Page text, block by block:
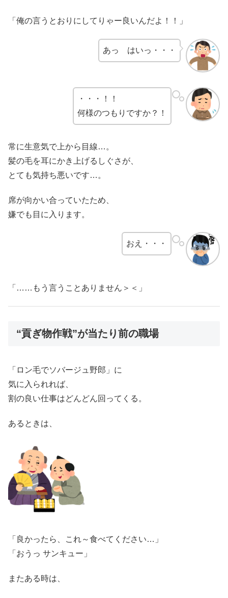
「俺の言うとおりにしてりゃー良いんだよ！！」
あっ はいっ・・・
・・・！！
何様のつもりですか？！
常に生意気で上から目線…。
髪の毛を耳にかき上げるしぐさが、
とても気持ち悪いです…。
席が向かい合っていたため、
嫌でも目に入ります。
おえ・・・
「……もう言うことありません＞＜」
“貢ぎ物作戦”が当たり前の職場
「ロン毛でソバージュ野郎」に
気に入られれば、
割の良い仕事はどんどん回ってくる。
あるときは、
「良かったら、これ～食べてください…」
「おうっ サンキュー」
またある時は、